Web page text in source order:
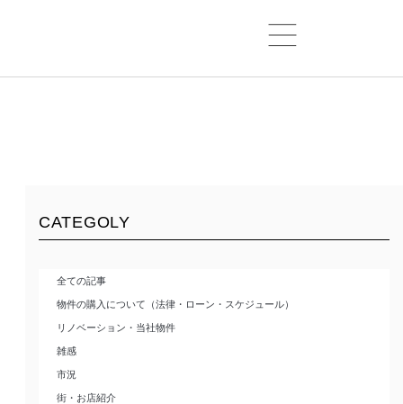
CATEGOLY
全ての記事
物件の購入について（法律・ローン・スケジュール）
リノベーション・当社物件
雑感
市況
街・お店紹介